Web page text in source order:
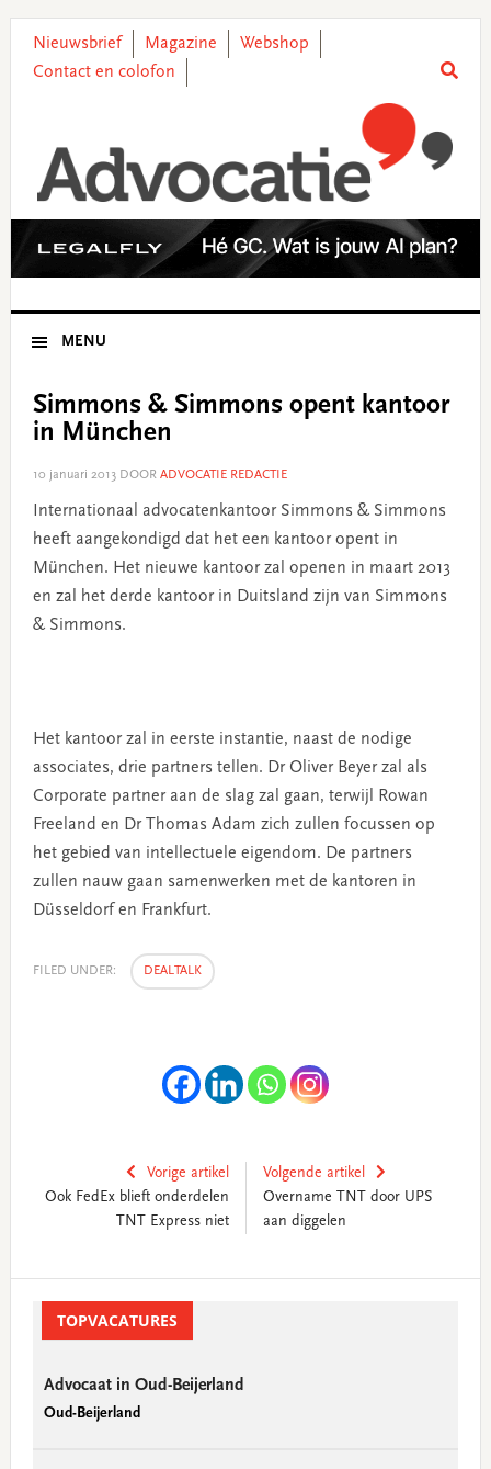
primary
main
primary
footer
Nieuwsbrief Magazine
Webshop
Contact en colofon
MENU
Simmons & Simmons opent kantoor
in München
10 januari 2013DOOR ADVOCATIE REDACTIE
Internationaal advocatenkantoor Simmons & Simmons
heeft aangekondigd dat het een kantoor opent in
München. Het nieuwe kantoor zal openen in maart 2013
en zal het derde kantoor in Duitsland zijn van Simmons
& Simmons.
Het kantoor zal in eerste instantie, naast de nodige
associates, drie partners tellen. Dr Oliver Beyer zal als
Corporate partner aan de slag zal gaan, terwijl Rowan
Freeland en Dr Thomas Adam zich zullen focussen op
het gebied van intellectuele eigendom. De partners
zullen nauw gaan samenwerken met de kantoren in
Düsseldorf en Frankfurt.
FILED UNDER: DEALTALK
Vorige artikel
Ook FedEx blieft onderdelen
TNT Express niet
Volgende artikel
Overname TNT door UPS
aan diggelen
SidebarTOPVACATURES
Advocaat in Oud-Beijerland
Oud-Beijerland